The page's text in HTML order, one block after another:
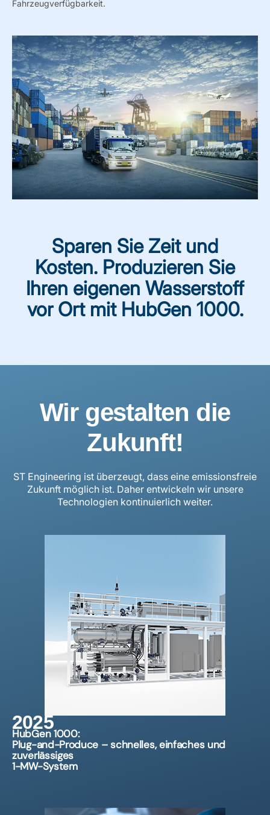
Fahrzeugverfügbarkeit.
Sparen Sie Zeit und
Kosten. Produzieren Sie
Ihren eigenen Wasserstoff
vor Ort mit HubGen 1000.
Wir gestalten die
Zukunft!
ST Engineering ist überzeugt, dass eine emissionsfreie
Zukunft möglich ist. Daher entwickeln wir unsere
Technologien kontinuierlich weiter.
2025
HubGen 1000:
Plug-and-Produce – schnelles, einfaches und
zuverlässiges
1-MW-System